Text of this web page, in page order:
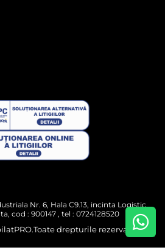
Nr. 6, Hala C9.13, incinta Logistic
cod : 900147 , tel : 0724128520
drepturile rezervate.